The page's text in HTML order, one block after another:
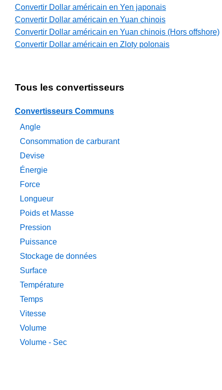
Convertir Dollar américain en Yen japonais
Convertir Dollar américain en Yuan chinois
Convertir Dollar américain en Yuan chinois (Hors offshore)
Convertir Dollar américain en Zloty polonais
Tous les convertisseurs
Convertisseurs Communs
Angle
Consommation de carburant
Devise
Énergie
Force
Longueur
Poids et Masse
Pression
Puissance
Stockage de données
Surface
Température
Temps
Vitesse
Volume
Volume - Sec